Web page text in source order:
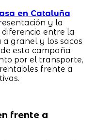
en Cataluña
y la
entre la
granel y los sacos
esta campaña
por el transporte,
frente a
frente a